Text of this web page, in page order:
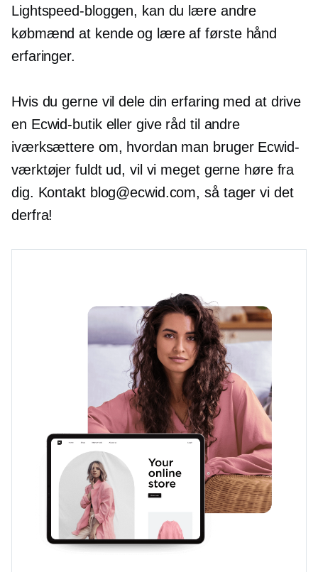
Lightspeed-bloggen, kan du lære andre
købmænd at kende og lære afførste hånd
erfaringer.
Hvis du gerne vil dele din erfaring med at drive
en Ecwid-butik eller give råd til andre
iværksættere om, hvordan man bruger Ecwid-
værktøjer fuldt ud, vil vi meget gerne høre fra
dig. Kontakt blog@ecwid.com, så tager vi det
derfra!